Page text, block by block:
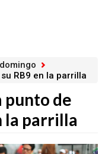
RB9 en la parrilla
punto de
la parrilla